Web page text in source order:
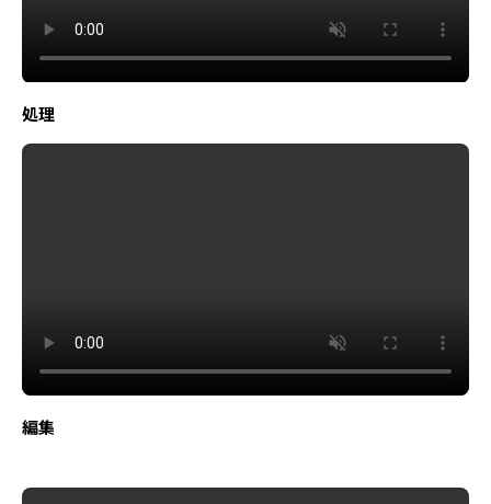
処理
編集